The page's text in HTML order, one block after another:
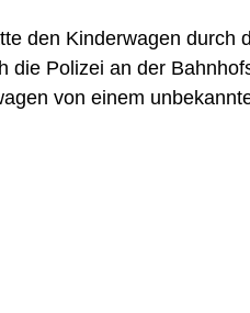
den Kinderwagen durch
die Polizei an der
von einem